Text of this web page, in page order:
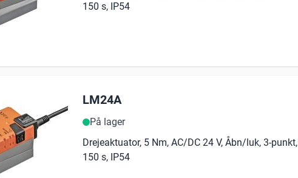
150 s, IP54
LM24A
På lager
Drejeaktuator, 5 Nm, AC/DC 24 V, Åbn/luk, 3-punkt,
150 s, IP54